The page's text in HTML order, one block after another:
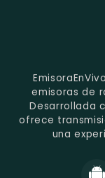
emisoras de
Desarrollada
ofrece
una